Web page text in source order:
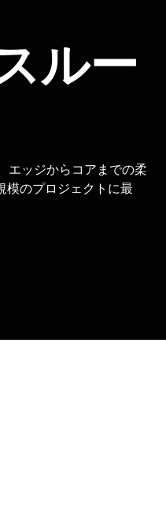
ルー
エッジからコアまでの柔
模のプロジェクトに最